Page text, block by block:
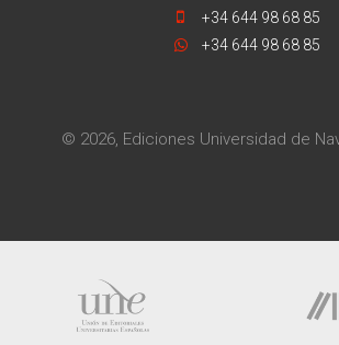
+34 644 98 68 85
+34 644 98 68 85
© 2026, Ediciones Universidad de